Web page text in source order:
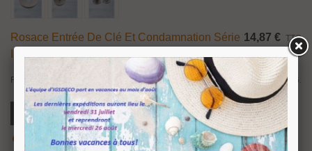
Rosace Entrée De Clé Et Condamnation Série
Isla
14,87 € TTC
Rosace série Isla avec fonction clé I ou condamnation réalisées en inox 316.
Ajouter Au Panier
Aperçu